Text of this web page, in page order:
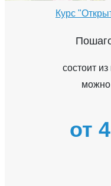
Курс
состоит
можно
от